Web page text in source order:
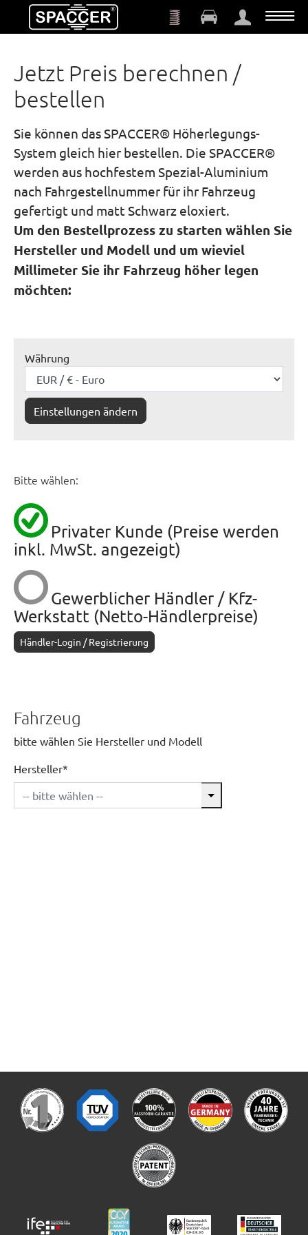
Zum Hauptinhalt springen
Jetzt Preis berechnen /
bestellen
Sie können das SPACCER® Höherlegungs-
System gleich hier bestellen. Die SPACCER®
werden aus hochfestem Spezial-Aluminium
nach Fahrgestellnummer für ihr Fahrzeug
gefertigt und matt Schwarz eloxiert.
Um den Bestellprozess zu starten wählen Sie
Hersteller und Modell und um wieviel
Millimeter Sie ihr Fahrzeug höher legen
möchten:
Währung
Einstellungen ändern
Bitte wählen:
Privater Kunde (Preise werden
inkl. MwSt. angezeigt)
Gewerblicher Händler / Kfz-
Werkstatt (Netto-Händlerpreise)
Händler-Login / Registrierung
Fahrzeug
bitte wählen Sie Hersteller und Modell
Hersteller*